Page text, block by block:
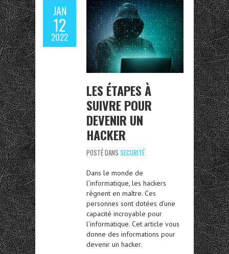
JAN
12
2022
LES ÉTAPES À
SUIVRE POUR
DEVENIR UN
HACKER
POSTÉ DANS SECURITÉ
Dans le monde de
l’informatique, les hackers
règnent en maître. Ces
personnes sont dotées d’une
capacité incroyable pour
l’informatique. Cet article vous
donne des informations pour
devenir un hacker.